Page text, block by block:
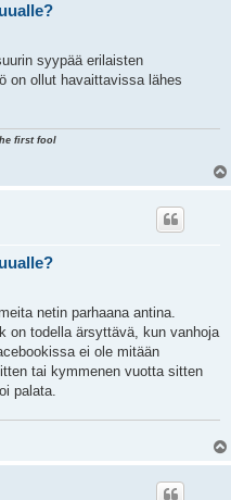
syypää erilaisten
on ollut havaittavissa lähes
first fool
netin parhaana antina.
on todella ärsyttävä, kun vanhoja
ei ole mitään
tai kymmenen vuotta sitten
palata.